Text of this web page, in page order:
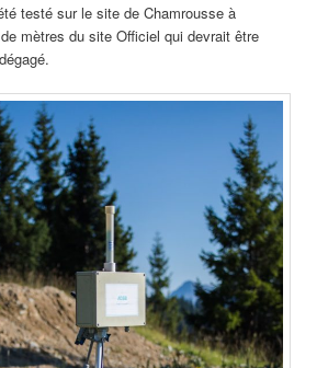
testé sur le site de Chamrousse à
mètres du site Officiel qui devrait être